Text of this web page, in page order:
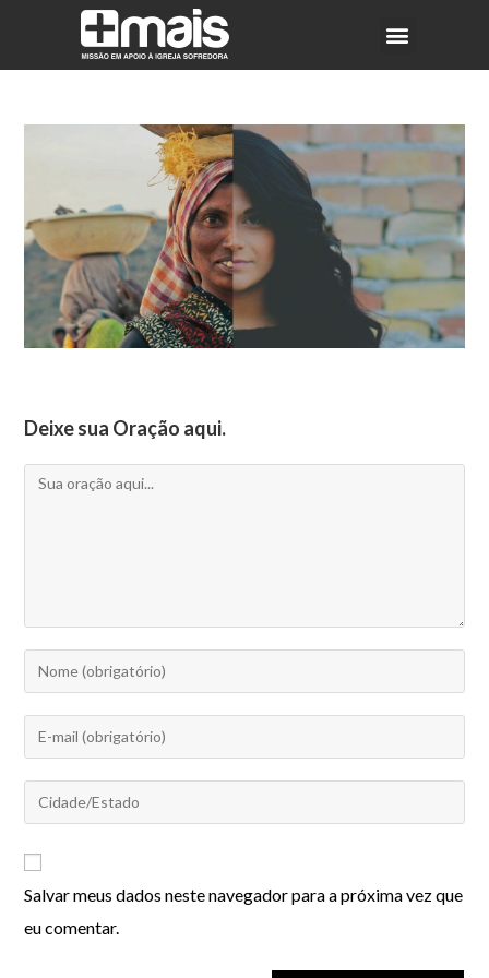
Deixe sua Oração aqui.
Salvar meus dados neste navegador para a próxima vez que
eu comentar.